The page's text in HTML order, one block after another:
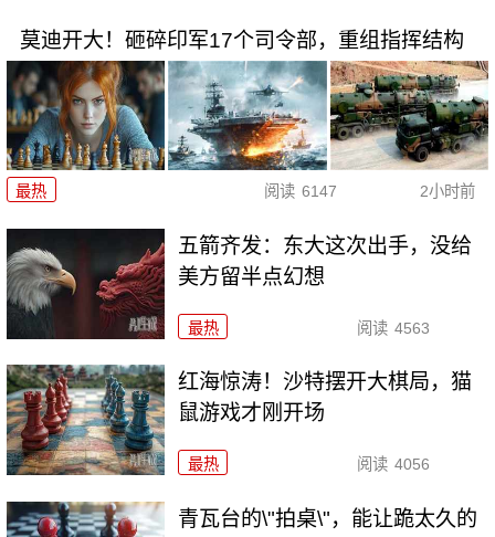
莫迪开大！砸碎印军17个司令部，重组指挥结构
最热 阅读 6147 2小时前
五箭齐发：东大这次出手，没给
美方留半点幻想
最热 阅读 4563
红海惊涛！沙特摆开大棋局，猫
鼠游戏才刚开场
最热 阅读 4056
青瓦台的\"拍桌\"，能让跪太久的